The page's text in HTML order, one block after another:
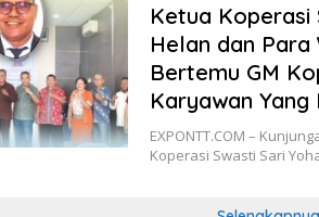
Ketua Koperasi
Helan dan
Bertemu GM
Karyawan
EXPONTT.COM –
Koperasi Swasti Sari